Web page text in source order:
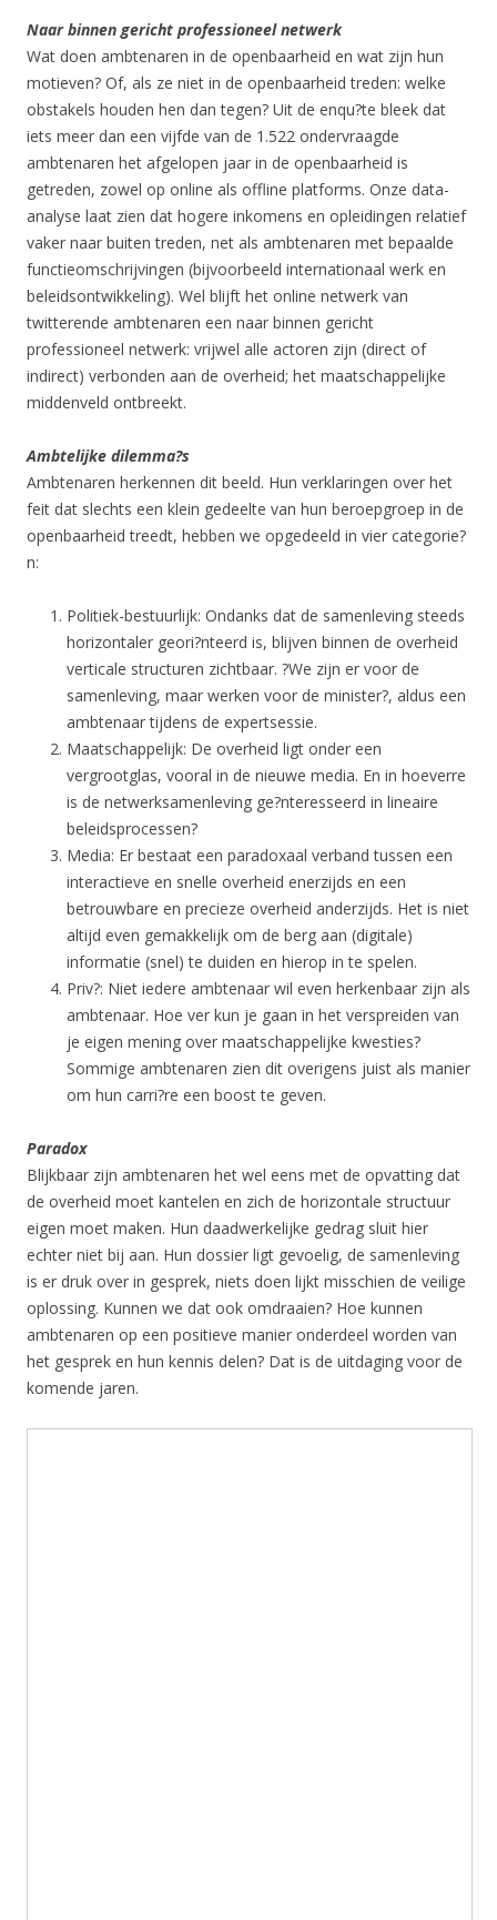
Naar binnen gericht professioneel netwerk
Wat doen ambtenaren in de openbaarheid en wat zijn hun
motieven? Of, als ze niet in de openbaarheid treden: welke
obstakels houden hen dan tegen? Uit de enqu?te bleek dat
iets meer dan een vijfde van de 1.522 ondervraagde
ambtenaren het afgelopen jaar in de openbaarheid is
getreden, zowel op online als offline platforms. Onze data-
analyse laat zien dat hogere inkomens en opleidingen relatief
vaker naar buiten treden, net als ambtenaren met bepaalde
functieomschrijvingen (bijvoorbeeld internationaal werk en
beleidsontwikkeling). Wel blijft het online netwerk van
twitterende ambtenaren een naar binnen gericht
professioneel netwerk: vrijwel alle actoren zijn (direct of
indirect) verbonden aan de overheid; het maatschappelijke
middenveld ontbreekt.
Ambtelijke dilemma?s
Ambtenaren herkennen dit beeld. Hun verklaringen over het
feit dat slechts een klein gedeelte van hun beroepgroep in de
openbaarheid treedt, hebben we opgedeeld in vier categorie?
n:
Politiek-bestuurlijk: Ondanks dat de samenleving steeds
horizontaler geori?nteerd is, blijven binnen de overheid
verticale structuren zichtbaar. ?We zijn er voor de
samenleving, maar werken voor de minister?, aldus een
ambtenaar tijdens de expertsessie.
Maatschappelijk: De overheid ligt onder een
vergrootglas, vooral in de nieuwe media. En in hoeverre
is de netwerksamenleving ge?nteresseerd in lineaire
beleidsprocessen?
Media: Er bestaat een paradoxaal verband tussen een
interactieve en snelle overheid enerzijds en een
betrouwbare en precieze overheid anderzijds. Het is niet
altijd even gemakkelijk om de berg aan (digitale)
informatie (snel) te duiden en hierop in te spelen.
Priv?: Niet iedere ambtenaar wil even herkenbaar zijn als
ambtenaar. Hoe ver kun je gaan in het verspreiden van
je eigen mening over maatschappelijke kwesties?
Sommige ambtenaren zien dit overigens juist als manier
om hun carri?re een boost te geven.
Paradox
Blijkbaar zijn ambtenaren het wel eens met de opvatting dat
de overheid moet kantelen en zich de horizontale structuur
eigen moet maken. Hun daadwerkelijke gedrag sluit hier
echter niet bij aan. Hun dossier ligt gevoelig, de samenleving
is er druk over in gesprek, niets doen lijkt misschien de veilige
oplossing. Kunnen we dat ook omdraaien? Hoe kunnen
ambtenaren op een positieve manier onderdeel worden van
het gesprek en hun kennis delen? Dat is de uitdaging voor de
komende jaren.